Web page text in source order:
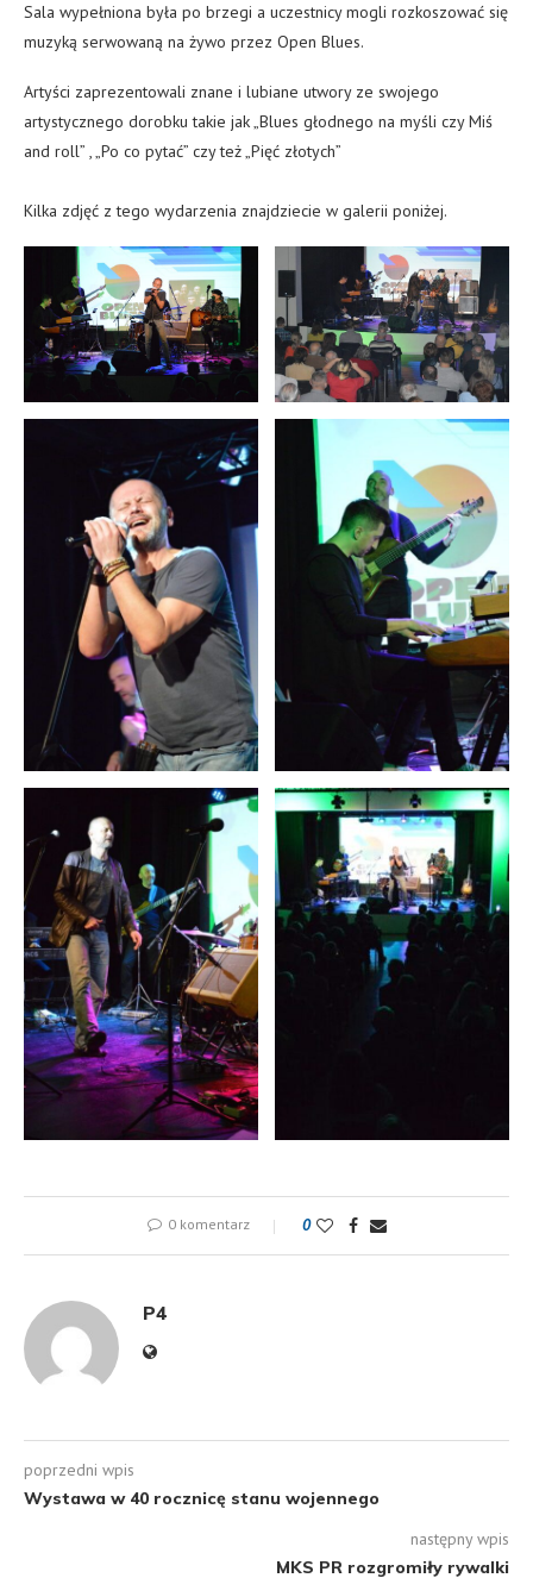
Sala wypełniona była po brzegi a uczestnicy mogli rozkoszować się
muzyką serwowaną na żywo przez Open Blues.
Artyści zaprezentowali znane i lubiane utwory ze swojego
artystycznego dorobku takie jak „Blues głodnego na myśli czy Miś
and roll” , „Po co pytać” czy też „Pięć złotych”
Kilka zdjęć z tego wydarzenia znajdziecie w galerii poniżej.
0 komentarz 0
P4
poprzedni wpis
Wystawa w 40 rocznicę stanu wojennego
następny wpis
MKS PR rozgromiły rywalki